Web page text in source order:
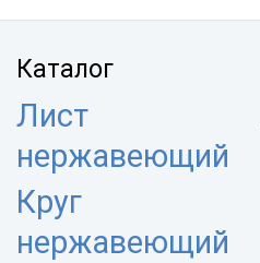
Каталог
Лист
нержавеющий
Круг
нержавеющий